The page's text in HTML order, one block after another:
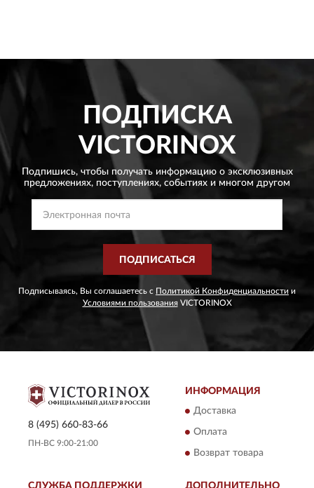
ПОДПИСКА
VICTORINOX
Подпишись, чтобы получать информацию о эксклюзивных
предложениях, поступлениях, событиях и многом другом
ПОДПИСАТЬСЯ
Подписываясь, Вы соглашаетесь с Политикой Конфиденциальности и
Условиями пользованияVICTORINOX
8 (495) 660-83-66
ПН-ВС 9:00-21:00
ИНФОРМАЦИЯ
Доставка
Оплата
Возврат товара
СЛУЖБА ПОДДЕРЖКИ ДОПОЛНИТЕЛЬНО